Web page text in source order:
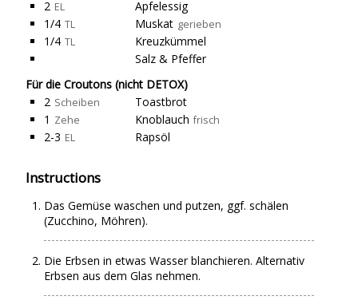
2 EL
Apfelessig
1/4 TL Muskat gerieben
1/4 TL
Kreuzkümmel
Salz & Pfeffer
Für die Croutons (nicht DETOX)
2 Scheiben
Toastbrot
1 Zehe Knoblauch frisch
2-3 EL Rapsöl
Instructions
Das Gemüse waschen und putzen, ggf. schälen
(Zucchino, Möhren).
Die Erbsen in etwas Wasser blanchieren. Alternativ
Erbsen aus dem Glas nehmen.